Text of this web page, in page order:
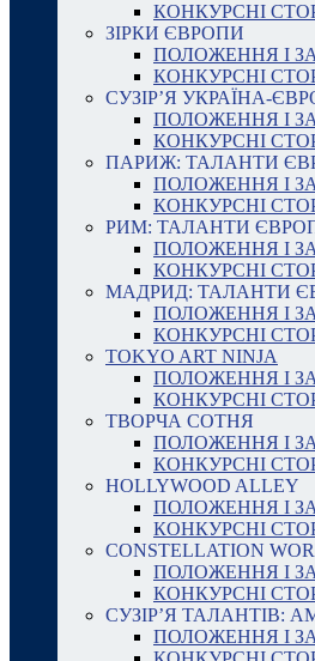
КОНКУРСНІ
ЗІРКИ ЄВРОПИ
ПОЛОЖЕННЯ І
КОНКУРСНІ
СУЗІР’Я УКРАЇНА-
ПОЛОЖЕННЯ І
КОНКУРСНІ
ПАРИЖ: ТАЛАНТИ
ПОЛОЖЕННЯ І
КОНКУРСНІ
РИМ: ТАЛАНТИ
ПОЛОЖЕННЯ І
КОНКУРСНІ
МАДРИД: ТАЛАНТИ
ПОЛОЖЕННЯ І
КОНКУРСНІ
TOKYO ART NINJA
ПОЛОЖЕННЯ І
КОНКУРСНІ
ТВОРЧА СОТНЯ
ПОЛОЖЕННЯ І
КОНКУРСНІ
HOLLYWOOD ALLEY
ПОЛОЖЕННЯ І
КОНКУРСНІ
CONSTELLATION
ПОЛОЖЕННЯ І
КОНКУРСНІ
СУЗІР’Я ТАЛАНТІВ:
ПОЛОЖЕННЯ І